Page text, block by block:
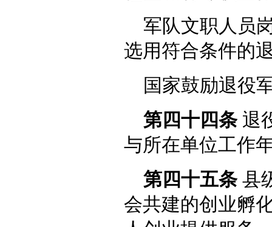
军队文职人员
选用符合条件的
国家鼓励退役
第四十四条退
与所在单位工作
第四十五条县
会共建的创业孵